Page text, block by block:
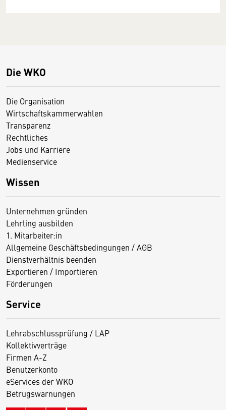
Die WKO
Die Organisation
Wirtschaftskammerwahlen
Transparenz
Rechtliches
Jobs und Karriere
Medienservice
Wissen
Unternehmen gründen
Lehrling ausbilden
1. Mitarbeiter:in
Allgemeine Geschäftsbedingungen / AGB
Dienstverhältnis beenden
Exportieren / Importieren
Förderungen
Service
Lehrabschlussprüfung / LAP
Kollektivverträge
Firmen A-Z
Benutzerkonto
eServices der WKO
Betrugswarnungen